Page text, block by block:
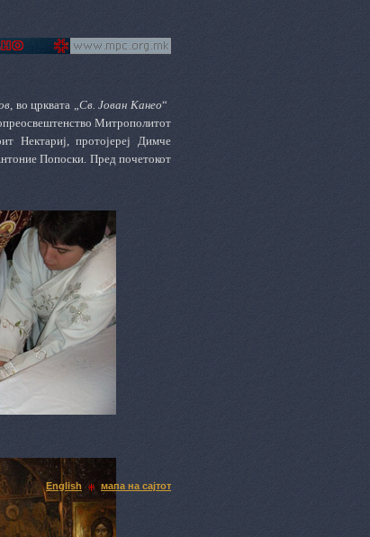
, во црквата „Св. Јован Канео“
Митрополитот
Нектариј, протојереј Димче
Попоски. Пред почетокот
English мапа на сајтот